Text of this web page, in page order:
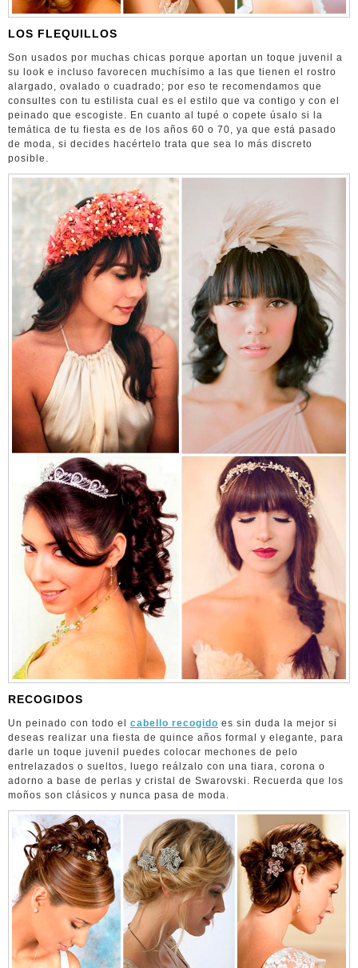
LOS FLEQUILLOS
Son usados por muchas chicas porque aportan un toque juvenil a
su look e incluso favorecen muchísimo a las que tienen el rostro
alargado, ovalado o cuadrado; por eso te recomendamos que
consultes con tu estilista cual es el estilo que va contigo y con el
peinado que escogiste. En cuanto al tupé o copete úsalo si la
temática de tu fiesta es de los años 60 o 70, ya que está pasado
de moda, si decides hacértelo trata que sea lo más discreto
posible.
RECOGIDOS
Un peinado con todo el cabello recogido es sin duda la mejor si
deseas realizar una fiesta de quince años formal y elegante, para
darle un toque juvenil puedes colocar mechones de pelo
entrelazados o sueltos, luego reálzalo con una tiara, corona o
adorno a base de perlas y cristal de Swarovski. Recuerda que los
moños son clásicos y nunca pasa de moda.